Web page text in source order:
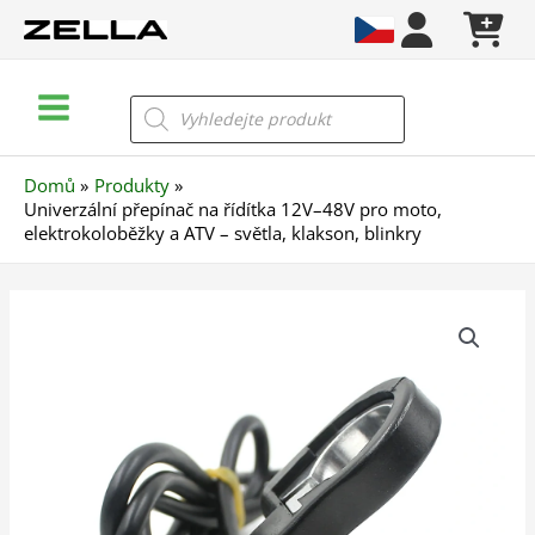
Menu
Products
search
Domů
Produkty
Univerzální přepínač na řídítka 12V–48V pro moto,
elektrokoloběžky a ATV – světla, klakson, blinkry